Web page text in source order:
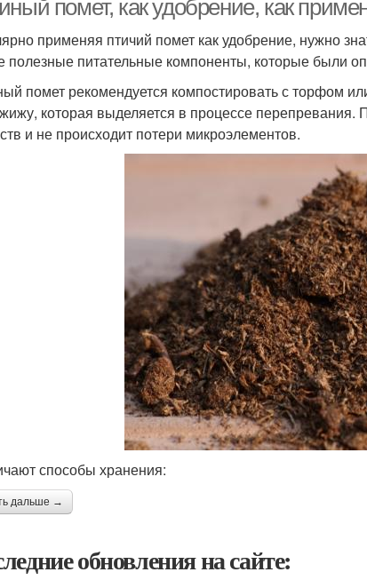
помет, как удобрение, как
применяя птичий помет как удобрение, нужно
полезные питательные компоненты, которые были
помет рекомендуется компостировать с торфом
которая выделяется в процессе перепревания.
и не происходит потери микроэлементов.
способы хранения:
дальше →
обновления на сайте: